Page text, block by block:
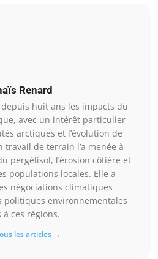
Renard
huit ans les impacts du
avec un intérêt particulier
arctiques et l’évolution de
travail de terrain l’a menée à
pergélisol, l’érosion côtière et
populations locales. Elle a
négociations climatiques
politiques environnementales
à ces régions.
les articles →